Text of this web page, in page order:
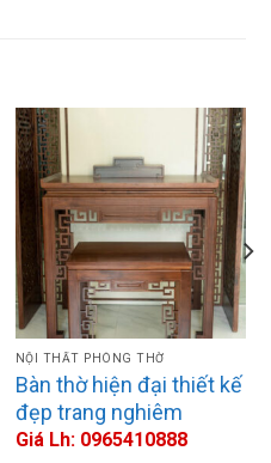
NỘI THẤT PHÒNG THỜ
Bàn thờ hiện đại thiết kế
đẹp trang nghiêm
Giá Lh: 0965410888